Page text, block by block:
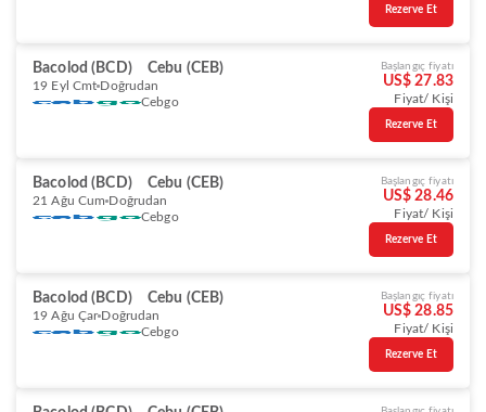
Rezerve Et
Bacolod (BCD) Cebu (CEB)
19 Eyl Cmt Doğrudan
Cebgo
Başlangıç fiyatı
US$ 27.83
Fiyat/ Kişi
Rezerve Et
Bacolod (BCD) Cebu (CEB)
21 Ağu Cum Doğrudan
Cebgo
Başlangıç fiyatı
US$ 28.46
Fiyat/ Kişi
Rezerve Et
Bacolod (BCD) Cebu (CEB)
19 Ağu Çar Doğrudan
Cebgo
Başlangıç fiyatı
US$ 28.85
Fiyat/ Kişi
Rezerve Et